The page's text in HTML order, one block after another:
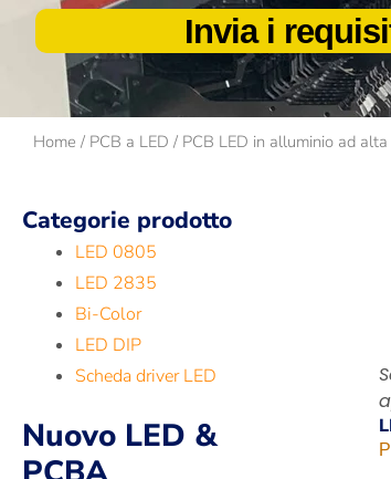
Invia i
Home / PCB a LED / PCB LED in alluminio ad
Categorie prodotto
LED 0805
LED 2835
Bi-Color
LED DIP
Scheda driver LED
Nuovo LED &